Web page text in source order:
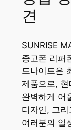
견
SUNRISE
중고폰 리퍼
드나이트은
제품으로, 현
완벽하게 어
디자인, 그
여러분의 일